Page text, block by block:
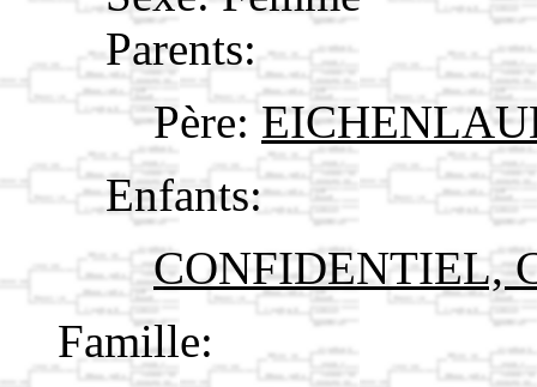
Parents:
Père:
Enfants:
CONFIDENTIEL,
Famille: